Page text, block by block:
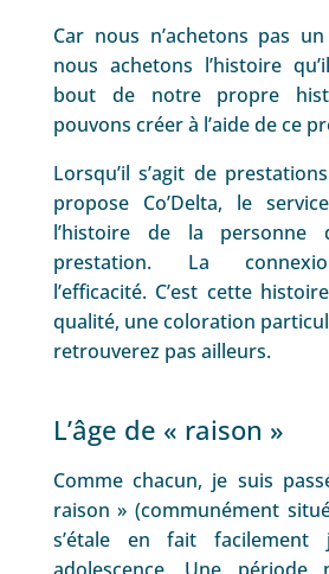
Car nous n’achetons pas
nous achetons l’histoire
bout de notre propre
pouvons créer à l’aide de ce
Lorsqu’il s’agit de
propose Co’Delta, le
l’histoire de la personne
prestation. La
l’efficacité. C’est cette
qualité, une coloration
retrouverez pas ailleurs.
L’âge de « raison »
Comme chacun, je suis
raison » (communément
s’étale en fait facilement